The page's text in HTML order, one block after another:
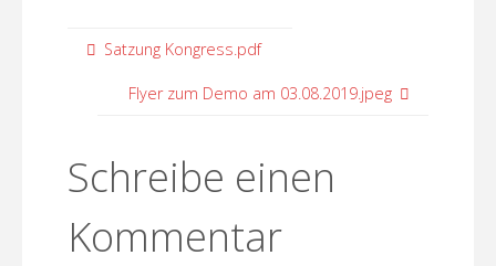
Satzung Kongress.pdf
Flyer zum Demo am 03.08.2019.jpeg
Schreibe einen
Kommentar